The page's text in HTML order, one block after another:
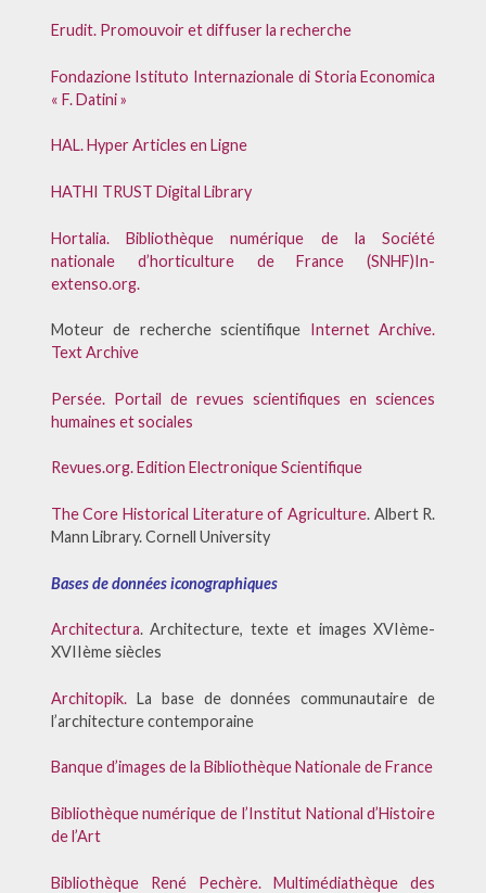
Erudit. Promouvoir et diffuser la recherche
Fondazione Istituto Internazionale di Storia Economica
« F. Datini »
HAL. Hyper Articles en Ligne
HATHI TRUST Digital Library
Hortalia. Bibliothèque numérique de la Société
nationale d’horticulture de France (SNHF)In-
extenso.org.
Moteur de recherche scientifique Internet Archive.
Text Archive
Persée. Portail de revues scientifiques en sciences
humaines et sociales
Revues.org. Edition Electronique Scientifique
The Core Historical Literature of Agriculture. Albert R.
Mann Library. Cornell University
Bases de données iconographiques
Architectura. Architecture, texte et images XVIème-
XVIIème siècles
Architopik.La base de données communautaire de
l’architecture contemporaine
Banque d’images de la Bibliothèque Nationale de France
Bibliothèque numérique de l’Institut National d’Histoire
de l’Art
Bibliothèque René Pechère. Multimédiathèque des